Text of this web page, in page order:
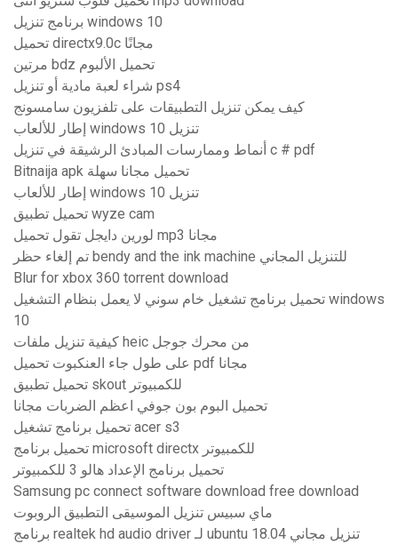
برنامج تنزيل windows 10
تحميل directx9.0c مجانًا
مرتين bdz تحميل الألبوم
شراء لعبة مادية أو تنزيل ps4
كيف يمكن تنزيل التطبيقات على تلفزيون سامسونج
إطار للألعاب windows 10 تنزيل
أنماط وممارسات المبادئ الرشيقة في تنزيل c # pdf
Bitnaija apk تحميل مجانا سهلة
إطار للألعاب windows 10 تنزيل
تحميل تطبيق wyze cam
لورين دايجل تقول تحميل mp3 مجانا
تم إلغاء حظر bendy and the ink machine للتنزيل المجاني
Blur for xbox 360 torrent download
تحميل برنامج تشغيل خام سوني لا يعمل بنظام التشغيل windows
10
كيفية تنزيل ملفات heic من محرك جوجل
على طول جاء العنكبوت تحميل pdf مجانا
تحميل تطبيق skout للكمبيوتر
تحميل البوم بون جوفي اعظم الضربات مجانا
تحميل برنامج تشغيل acer s3
تحميل برنامج microsoft directx للكمبيوتر
تحميل برنامج الإعداد هالو 3 للكمبيوتر
Samsung pc connect software download free download
ماي سبيس تنزيل الموسيقى التطبيق الروبوت
برنامج realtek hd audio driver لـ ubuntu 18.04 تنزيل مجاني